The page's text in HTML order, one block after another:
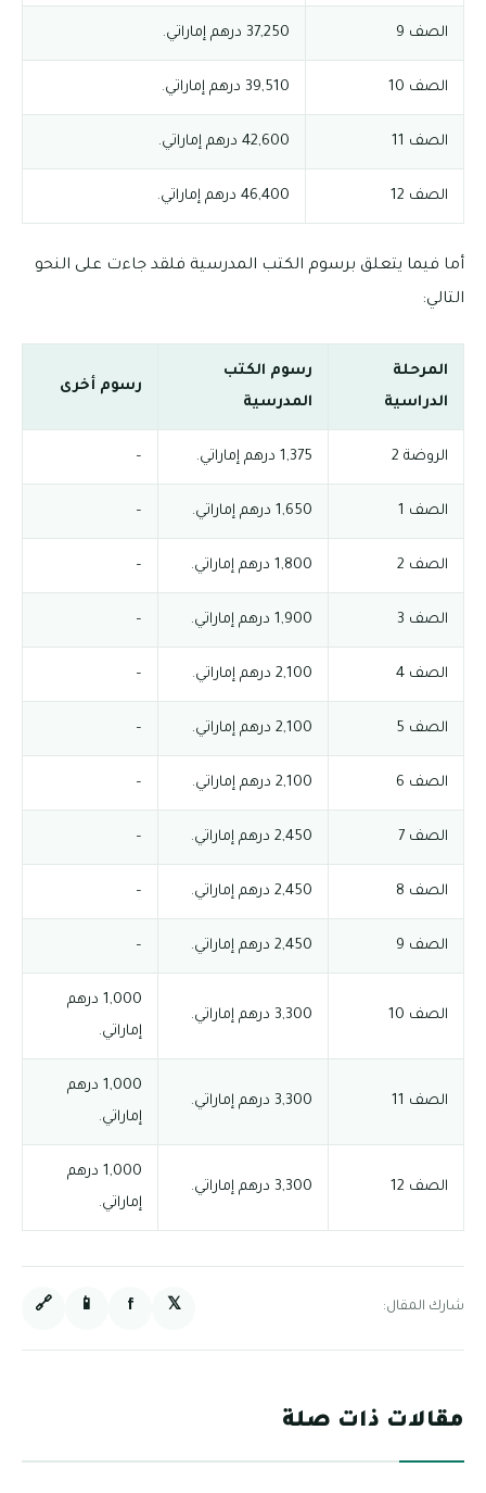
الصف 9 37,250 درهم إماراتي.
الصف 10 39,510 درهم إماراتي.
الصف 11 42,600 درهم إماراتي.
الصف 12 46,400 درهم إماراتي.
أما فيما يتعلق برسوم الكتب المدرسية فلقد جاءت على النحو
التالي:
المرحلة
الدراسية
رسوم الكتب
المدرسية
رسوم أخرى
الروضة 2 1,375 درهم إماراتي. –
الصف 1 1,650 درهم إماراتي. –
الصف 2 1,800 درهم إماراتي. –
الصف 3 1,900 درهم إماراتي. –
الصف 4 2,100 درهم إماراتي. –
الصف 5 2,100 درهم إماراتي. –
الصف 6 2,100 درهم إماراتي. –
الصف 7 2,450 درهم إماراتي. –
الصف 8 2,450 درهم إماراتي. –
الصف 9 2,450 درهم إماراتي. –
الصف 10 3,300 درهم إماراتي.
1,000 درهم
إماراتي.
الصف 11 3,300 درهم إماراتي.
1,000 درهم
إماراتي.
الصف 12 3,300 درهم إماراتي.
1,000 درهم
إماراتي.
شارك المقال: 𝕏
f
📱
🔗
مقالات ذات صلة